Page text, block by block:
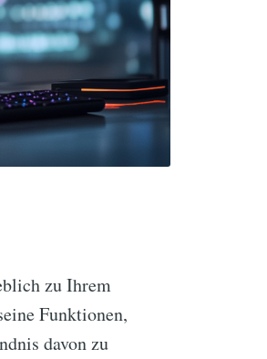
zu Ihrem
Funktionen,
davon zu